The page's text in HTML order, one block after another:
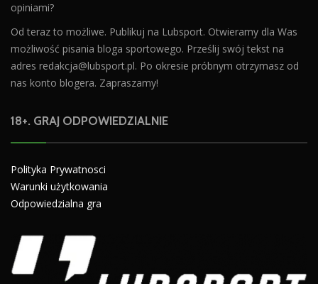
opiniami?
Od teraz to możliwe. Publikuj na Lubsport. Otwieramy dla Was
możliwość pisania bloga sportowego. Prześlij swój tekst na
adres redakcja@lubsport.pl. Po okresie próbnym otrzymasz od
nas konto blogera. Zapraszamy!
18+. GRAJ ODPOWIEDZIALNIE
Polityka Prywatnosci
Warunki użytkowania
Odpowiedzialna gra